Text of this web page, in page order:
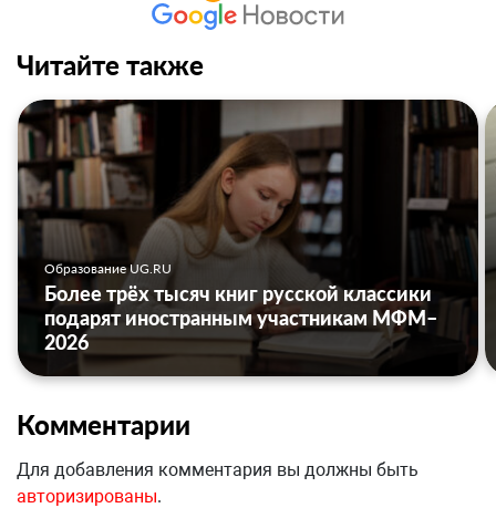
Читайте также
Образование UG.RU
Более трёх тысяч книг русской классики
подарят иностранным участникам МФМ–
2026
Комментарии
Для добавления комментария вы должны быть
авторизированы.